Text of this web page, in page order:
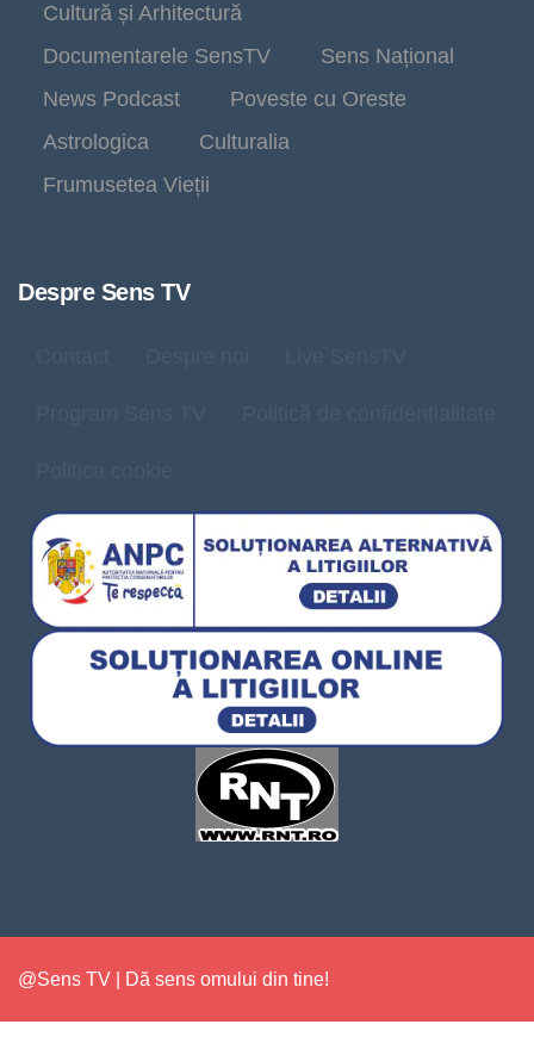
Cultură și Arhitectură
Documentarele SensTV
Sens Național
News Podcast
Poveste cu Oreste
Astrologica
Culturalia
Frumusetea Vieții
Despre Sens TV
@Sens TV | Dă sens omului din tine!